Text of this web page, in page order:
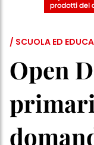
/ SCUOLA ED
Open